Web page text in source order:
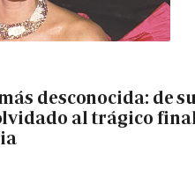
desconocida: de
al trágico